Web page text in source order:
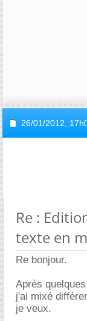
26/01/2012,
Re :
texte en
Re bonjour.
Après
j'ai mixé
je veux.